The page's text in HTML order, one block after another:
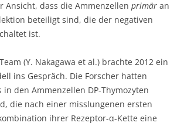
Ansicht, dass die Ammenzellen primär an
beteiligt sind, die der negativen
ist.
(Y. Nakagawa et al.) brachte 2012 ein
ins Gespräch. Die Forscher hatten
in den Ammenzellen DP-Thymozyten
die nach einer misslungenen ersten
ihrer Rezeptor-α-Kette eine